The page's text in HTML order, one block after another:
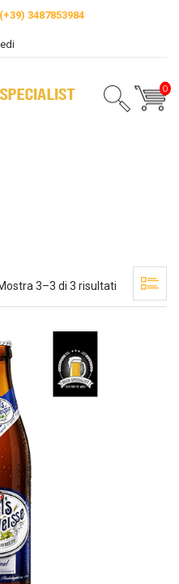
(+39) 3487853984
0
3–3 di 3 risultati